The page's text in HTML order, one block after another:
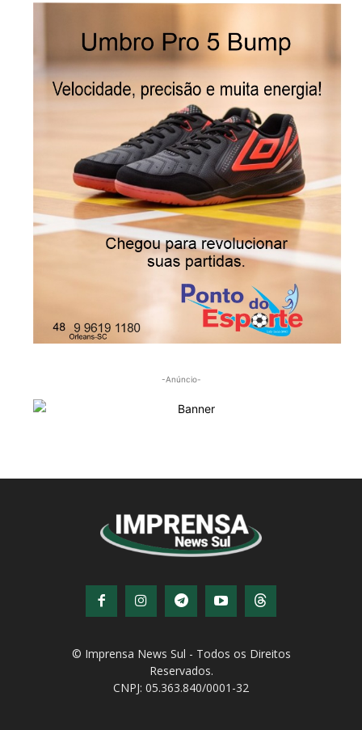
-Anúncio-
© Imprensa News Sul - Todos os Direitos
Reservados.
CNPJ: 05.363.840/0001-32